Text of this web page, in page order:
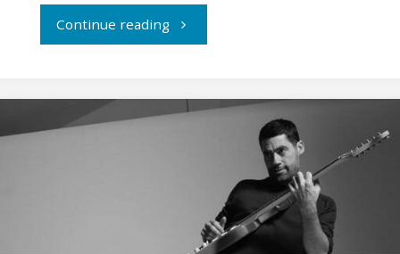
Continue reading"Denisdenis
fuerzas
Embusteros